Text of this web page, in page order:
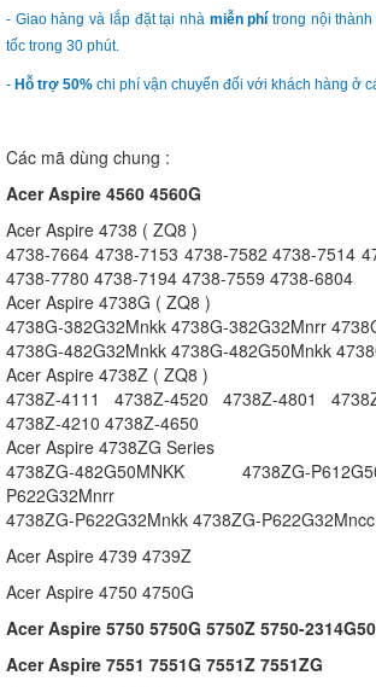
- Giao hàng và lắp đặt tại nhà miễn phí trong nội
tốc trong 30 phút.
- Hỗ trợ 50% chi phí vận chuyển đối với khách hàng ở
Các mã dùng chung :
Acer Aspire 4560 4560G
Acer Aspire 4738 ( ZQ8 )
4738-7664 4738-7153 4738-7582 4738-7514
4738-7780 4738-7194 4738-7559 4738-6804
Acer Aspire 4738G ( ZQ8 )
4738G-382G32Mnkk 4738G-382G32Mnrr
4738G-482G32Mnkk 4738G-482G50Mnkk
Acer Aspire 4738Z ( ZQ8 )
4738Z-4111 4738Z-4520 4738Z-4801
4738Z-4210 4738Z-4650
Acer Aspire 4738ZG Series
4738ZG-482G50MNKK 4738ZG-
P622G32Mnrr
4738ZG-P622G32Mnkk 4738ZG-P622G32Mncc
Acer Aspire 4739 4739Z
Acer Aspire 4750 4750G
Acer Aspire 5750 5750G 5750Z 5750-
Acer Aspire 7551 7551G 7551Z 7551ZG